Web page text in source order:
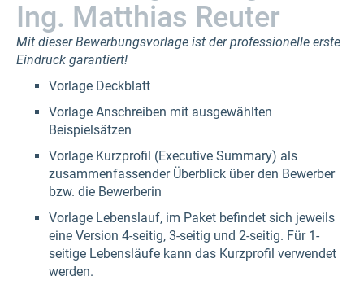
Ing. Matthias Reuter
Mit dieser Bewerbungsvorlage ist der professionelle erste
Eindruck garantiert!
Vorlage Deckblatt
Vorlage Anschreiben mit ausgewählten
Beispielsätzen
Vorlage Kurzprofil (Executive Summary) als
zusammenfassender Überblick über den Bewerber
bzw. die Bewerberin
Vorlage Lebenslauf, im Paket befindet sich jeweils
eine Version 4-seitig, 3-seitig und 2-seitig. Für 1-
seitige Lebensläufe kann das Kurzprofil verwendet
werden.